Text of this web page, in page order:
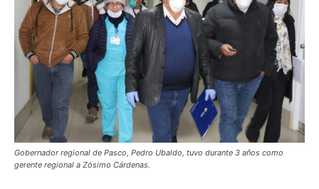
Gobernador regional de Pasco, Pedro Ubaldo, tuvo durante 3 años como
gerente regional a Zósimo Cárdenas.